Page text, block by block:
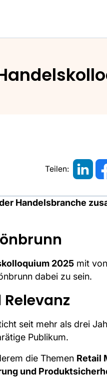
Teilen:
Handelsbranche
2025 mit
dabei zu sein.
seit mehr als drei
Publikum.
die Themen Retail
und